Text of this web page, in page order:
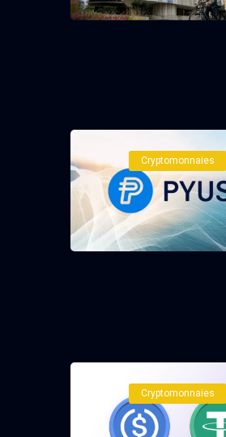
Cryptomonnaies
Cryptomonnaies